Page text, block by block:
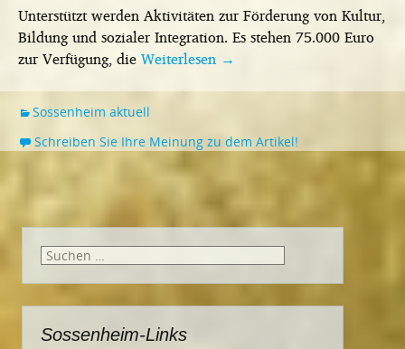
Unterstützt werden Aktivitäten zur Förderung von Kultur,
Bildung und sozialer Integration. Es stehen 75.000 Euro
zur Verfügung, dieWeiterlesen →
Sossenheim aktuell
Schreiben Sie Ihre Meinung zu dem Artikel!
Suchen
Sossenheim-Links